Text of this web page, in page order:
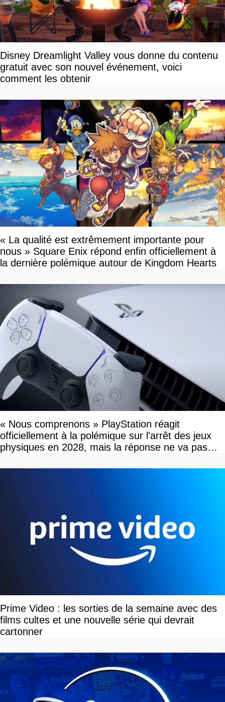
Disney Dreamlight Valley vous donne du contenu
gratuit avec son nouvel événement, voici
comment les obtenir
« La qualité est extrêmement importante pour
nous » Square Enix répond enfin officiellement à
la dernière polémique autour de Kingdom Hearts
« Nous comprenons » PlayStation réagit
officiellement à la polémique sur l'arrêt des jeux
physiques en 2028, mais la réponse ne va pas
Prime Video : les sorties de la semaine avec des
films cultes et une nouvelle série qui devrait
cartonner